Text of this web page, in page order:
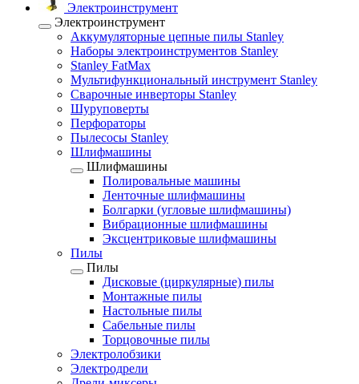
Электроинструмент
Электроинструмент
Аккумуляторные цепные пилы Stanley
Наборы электроинструментов Stanley
Stanley FatMax
Мультифункциональный инструмент Stanley
Сварочные инверторы Stanley
Шуруповерты
Перфораторы
Пылесосы Stanley
Шлифмашины
Шлифмашины
Полировальные машины
Ленточные шлифмашины
Болгарки (угловые шлифмашины)
Вибрационные шлифмашины
Эксцентриковые шлифмашины
Пилы
Пилы
Дисковые (циркулярные) пилы
Монтажные пилы
Настольные пилы
Сабельные пилы
Торцовочные пилы
Электролобзики
Электродрели